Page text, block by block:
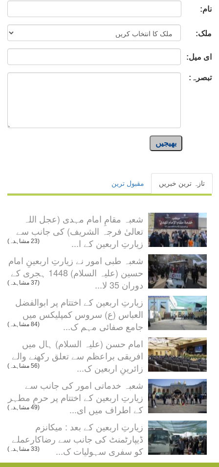
نام:
ملک:
ای میل:
تبصرہ:
بھیجیں
تازہ ترین خبریں مقبول ترین
شعبہ مقامِ امام مہدی (عجل اللہ
تعالیٰ فرجہ الشریف) کی جانب سے
زیارتِ اربعین کے ا...
(23 مشاہدہ)
شعبہ طبی امور نے زیارتِ اربعینِ امام
حسین (علیہ السلام) 1448 ہجری کے
دوران 35 لا...
(37 مشاہدہ)
زیارتِ اربعین کے اختتام پر ابوالفضل
العباس (ع) سروس کمپلیکس میں
جامع صفائی مہم ک...
(84 مشاہدہ)
امام حسن (علیہ السلام) ہال میں
افریقی براعظم سے تعلق رکھنے والے
زائرینِ اربعین ک...
(56 مشاہدہ)
شعبہ خدماتی امور کی جانب سے
زیارتِ اربعین کے اختتام پر حرمِ مطہر
کے اطراف میں ای...
(49 مشاہدہ)
زیارتِ اربعین کے بعد : میکانزم
ڈیپارٹمنٹ کی جانب سے رضاکارعملے
کو سفری سہولیات ک...
(33 مشاہدہ)